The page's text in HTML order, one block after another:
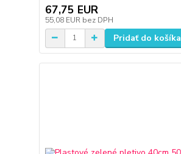
67,75 EUR
55,08 EUR bez DPH
Pridať do košíka